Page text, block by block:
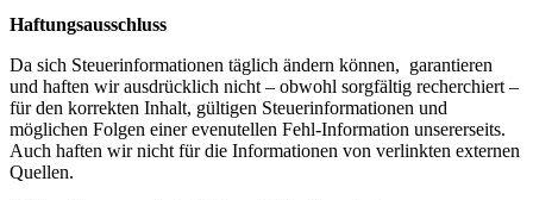
Haftungsausschluss
Da sich Steuerinformationen täglich ändern können, garantieren
und haften wir ausdrücklich nicht – obwohl sorgfältig recherchiert –
für den korrekten Inhalt, gültigen Steuerinformationen und
möglichen Folgen einer evenutellen Fehl-Information unsererseits.
Auch haften wir nicht für die Informationen von verlinkten externen
Quellen.